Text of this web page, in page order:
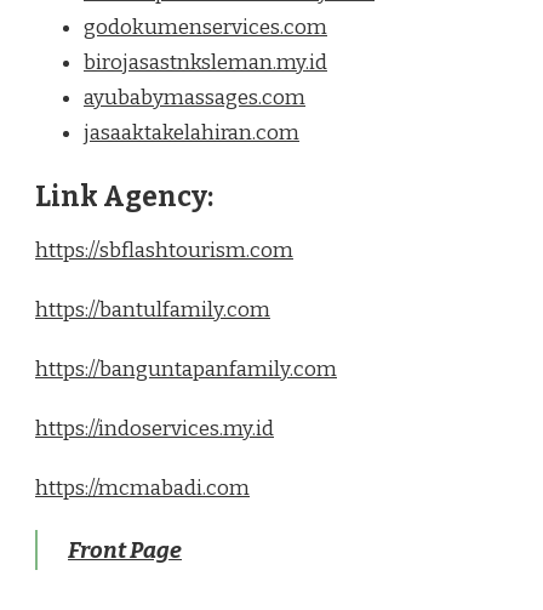
godokumenservices.com
birojasastnksleman.my.id
ayubabymassages.com
jasaaktakelahiran.com
Link Agency:
https://sbflashtourism.com
https://bantulfamily.com
https://banguntapanfamily.com
https://indoservices.my.id
https://mcmabadi.com
Front Page